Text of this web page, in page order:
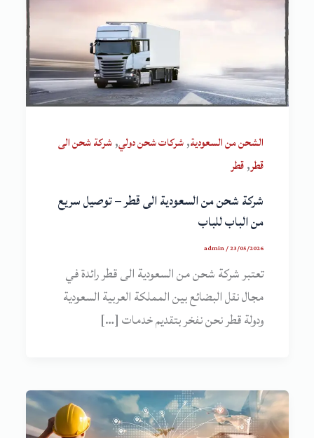
الشحن من السعودية,شركات شحن دولي,شركة شحن الى
قطر,قطر
شركة شحن من السعودية الى قطر – توصيل سريع
من الباب للباب
admin/23/05/2026
تعتبر شركة شحن من السعودية الى قطر رائدة في
مجال نقل البضائع بين المملكة العربية السعودية
ودولة قطر نحن نفخر بتقديم خدمات […]